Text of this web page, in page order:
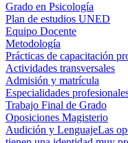
Grado en Psicología
Plan de estudios UNED
Equipo Docente
Metodología
Prácticas de capacitación
Actividades transversales
Admisión y matrícula
Especialidades
Trabajo Final de Grado
Oposiciones Magisterio
Audición y LenguajeLas